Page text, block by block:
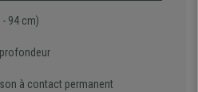
94 cm)
à contact permanent